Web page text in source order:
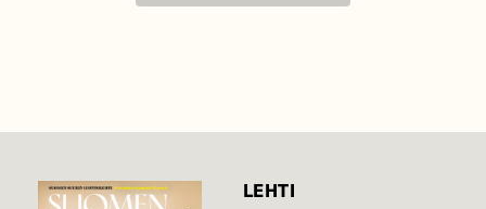
LEHTI